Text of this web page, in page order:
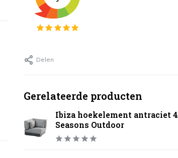
Delen
Gerelateerde producten
Ibiza hoekelement antraciet 4
Seasons Outdoor